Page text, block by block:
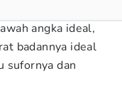
angka ideal,
badannya ideal
sufornya dan